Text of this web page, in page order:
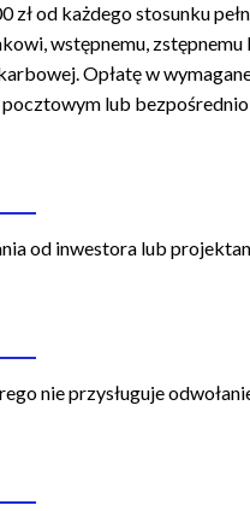
od każdego stosunku
wstępnemu,
Opłatę w
lub
od inwestora lub
nie przysługuje